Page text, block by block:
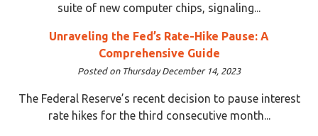
suite of new computer chips, signaling...
Unraveling the Fed’s Rate-Hike Pause: A
Comprehensive Guide
Posted on Thursday December 14, 2023
The Federal Reserve’s recent decision to pause interest
rate hikes for the third consecutive month...